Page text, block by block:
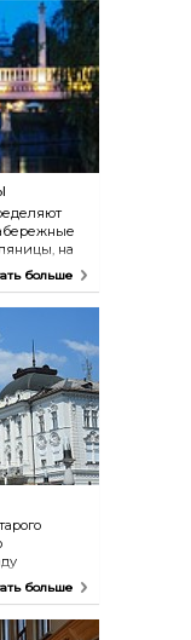
собора,
главной
а
на
с
из
из них даже
больше
площадь, и
Йоже
больше